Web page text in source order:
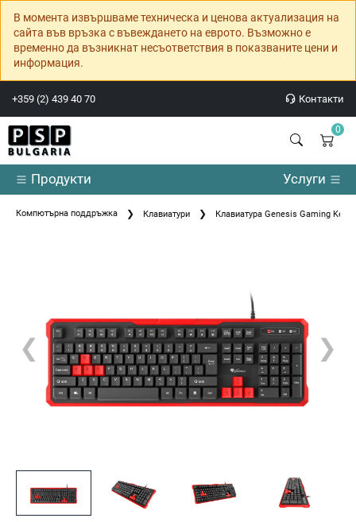
В момента извършваме техническа и ценова актуализация на
сайта във връзка с въвеждането на еврото. Възможно е
временно да възникнат несъответствия в показваните цени и
информация.
+359 (2) 439 40 70 Контакти
0
Продукти Услуги
Компютърна поддръжка Клавиатури Клавиатура Genesis Gaming
❮ ❯